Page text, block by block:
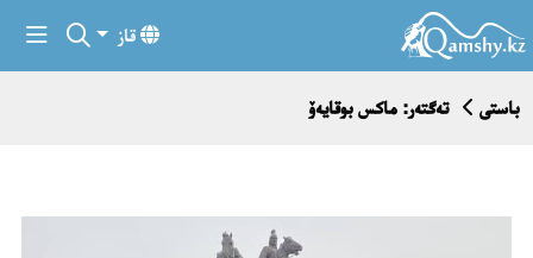
قاز
باستى تەگتەر: ماكس بوقايەۆ